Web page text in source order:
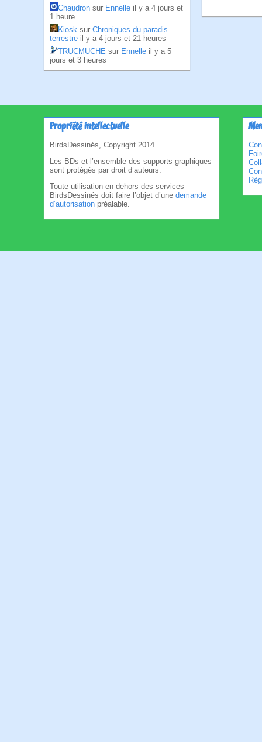
Chaudron sur Ennelle il y a 4 jours et
1 heure
Kiosk sur Chroniques du paradis
terrestre il y a 4 jours et 21 heures
TRUCMUCHE sur Ennelle il y a 5
jours et 3 heures
Propriété intellectuelle
BirdsDessinés, Copyright 2014
Les BDs et l’ensemble des supports graphiques
sont protégés par droit d’auteurs.
Toute utilisation en dehors des services
BirdsDessinés doit faire l’objet d’une demande
d’autorisation préalable.